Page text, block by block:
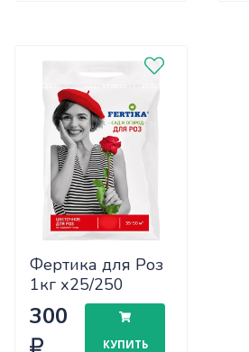
Фертика для Роз
1кг х25/250
300
КУПИТЬ